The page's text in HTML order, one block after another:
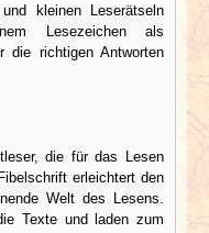
kleinen Leserätseln
Lesezeichen als
die richtigen Antworten
die für das Lesen
erleichtert den
Welt des Lesens.
Texte und laden zum